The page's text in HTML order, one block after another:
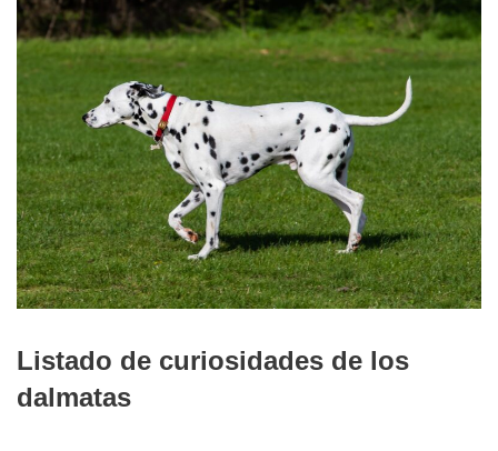
Listado de curiosidades de los
dalmatas